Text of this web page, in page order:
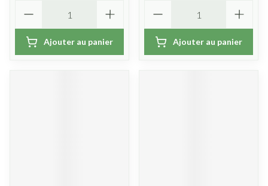
Ajouter au panier Ajouter au panier